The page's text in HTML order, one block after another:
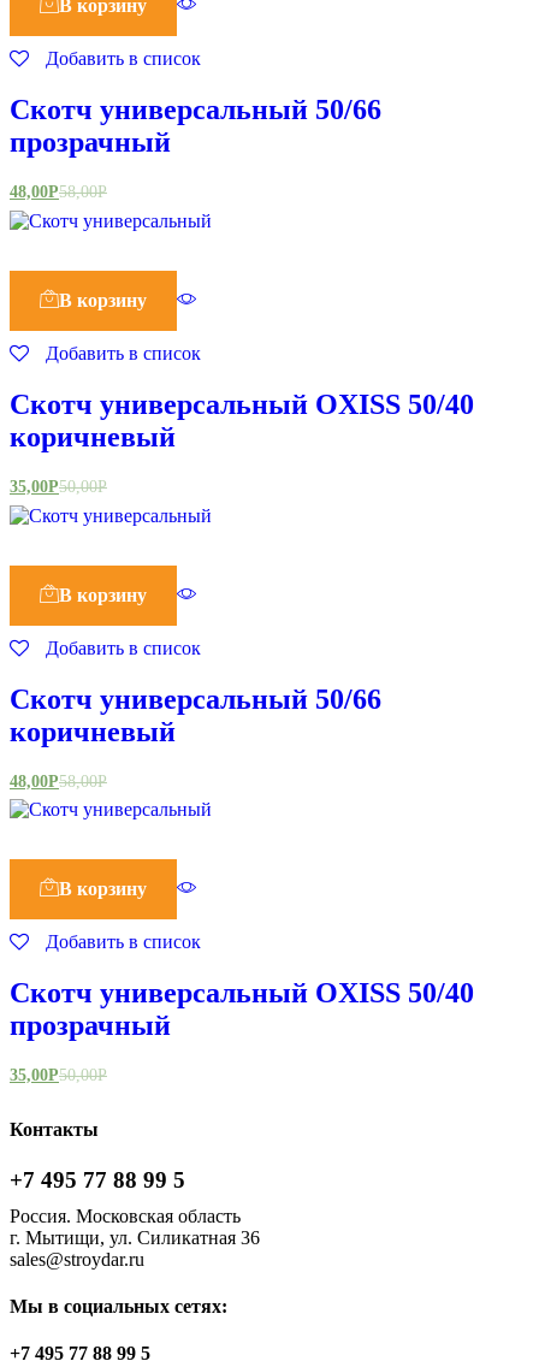
В корзину
Добавить в список
Скотч универсальный 50/66
прозрачный
48,00Р58,00Р
В корзину
Добавить в список
Скотч универсальный OXISS 50/40
коричневый
35,00Р50,00Р
В корзину
Добавить в список
Скотч универсальный 50/66
коричневый
48,00Р58,00Р
В корзину
Добавить в список
Скотч универсальный OXISS 50/40
прозрачный
35,00Р50,00Р
Контакты
+7 495 77 88 99 5
Россия. Московская область
г. Мытищи, ул. Силикатная 36
sales@stroydar.ru
Мы в социальных сетях:
+7 495 77 88 99 5